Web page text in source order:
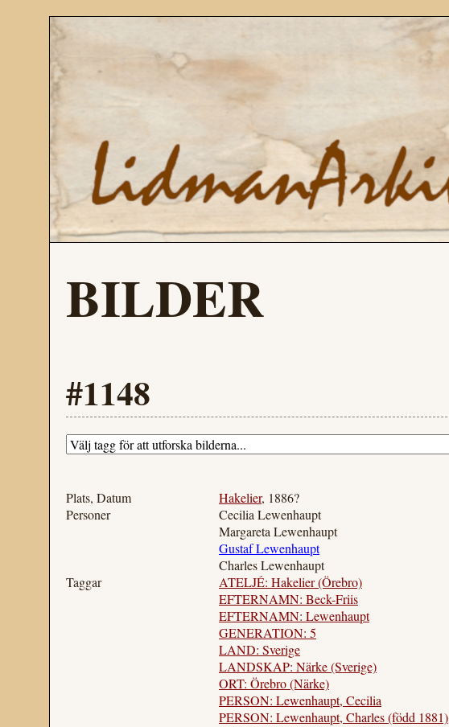
BILDER
#1148
Plats, Datum Hakelier, 1886?
Personer
Cecilia Lewenhaupt
Margareta Lewenhaupt
Gustaf Lewenhaupt
Charles Lewenhaupt
Taggar
ATELJÉ: Hakelier (Örebro)
EFTERNAMN: Beck-Friis
EFTERNAMN: Lewenhaupt
GENERATION: 5
LAND: Sverige
LANDSKAP: Närke (Sverige)
ORT: Örebro (Närke)
PERSON: Lewenhaupt, Cecilia
PERSON: Lewenhaupt, Charles (född 1881)